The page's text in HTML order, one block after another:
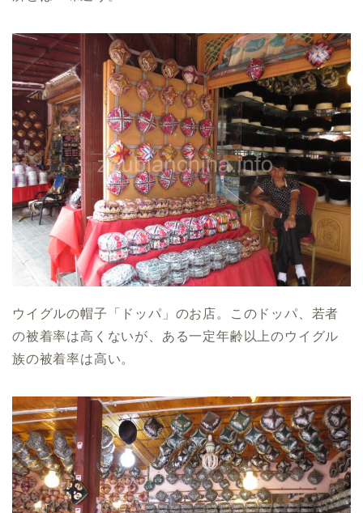
ウイグルの帽子「ドッパ」のお店。このドッパ、若者
の被着率は高くないが、ある一定年齢以上のウイグル
族の被着率は高い。